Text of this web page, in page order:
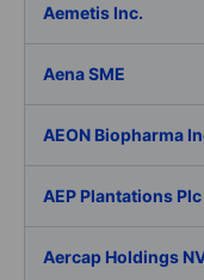
Aemetis Inc.
Aena SME
AEON Biopharma
AEP Plantations Plc
Aercap Holdings